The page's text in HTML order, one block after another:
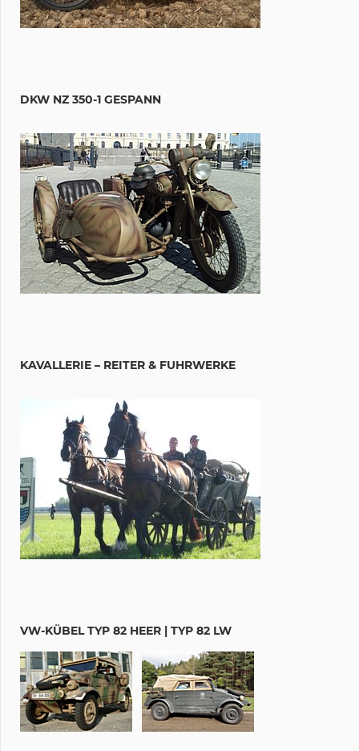
DKW NZ 350-1 GESPANN
KAVALLERIE – REITER & FUHRWERKE
VW-KÜBEL TYP 82 HEER | TYP 82 LW